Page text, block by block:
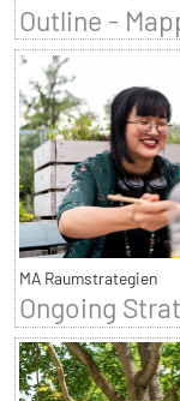
Outline -
MA Raumstrategien
Ongoing